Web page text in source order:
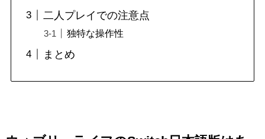
二人プレイでの注意点
独特な操作性
まとめ